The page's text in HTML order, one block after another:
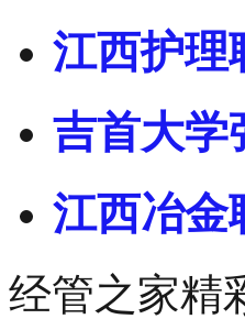
江西护理
吉首大学
江西冶金
经管之家精